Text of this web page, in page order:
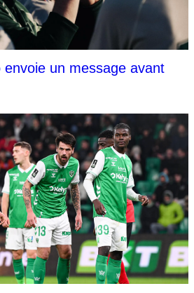
un message avant